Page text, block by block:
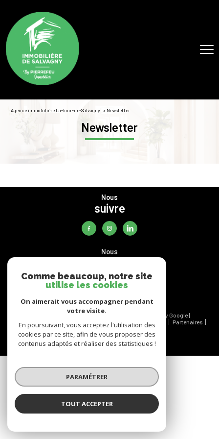
Agence immobilière La-Tour-de-Salvagny Newsletter
Newsletter
nous
suivre
nous
© 2026 | Tous droits réservés | Traduction powered by Google |
Nos honoraires
Plan du site Mentions légales
Partenaires
Politique RGPD
Cookies
Comme beaucoup, notre site
utilise les cookies
On aimerait vous accompagner pendant
votre visite.
En poursuivant, vous acceptez l'utilisation des
cookies par ce site, afin de vous proposer des
contenus adaptés et réaliser des statistiques !
PARAMÉTRER
TOUT ACCEPTER